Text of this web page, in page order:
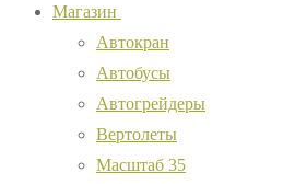
Магазин
Автокран
Автобусы
Автогрейдеры
Вертолеты
Масштаб 35